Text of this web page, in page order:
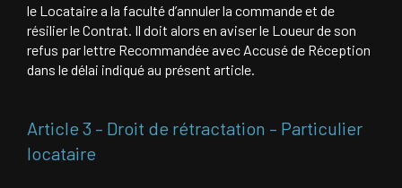
le Locataire a la faculté d’annuler la commande et de
résilier le Contrat. Il doit alors en aviser le Loueur de son
refus par lettre Recommandée avec Accusé de Réception
dans le délai indiqué au présent article.
Article 3 – Droit de rétractation – Particulier
locataire